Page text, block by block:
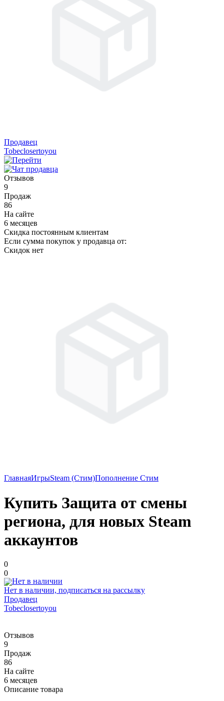
Продавец
Tobeclosertoyou
Отзывов
9
Продаж
86
На сайте
6 месяцев
Скидка постоянным клиентам
Если сумма покупок у продавца от:
Скидок нет
ГлавнаяИгрыSteam (Стим)Пополнение Стим
Купить Защита от смены
региона, для новых Steam
аккаунтов
0
0
Нет в наличии, подписаться на рассылку
Продавец
Tobeclosertoyou
Отзывов
9
Продаж
86
На сайте
6 месяцев
Описание товара